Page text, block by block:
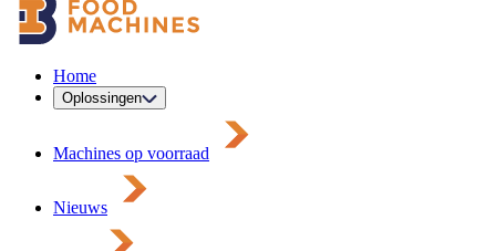
Home
Oplossingen
Machines op voorraad
Nieuws